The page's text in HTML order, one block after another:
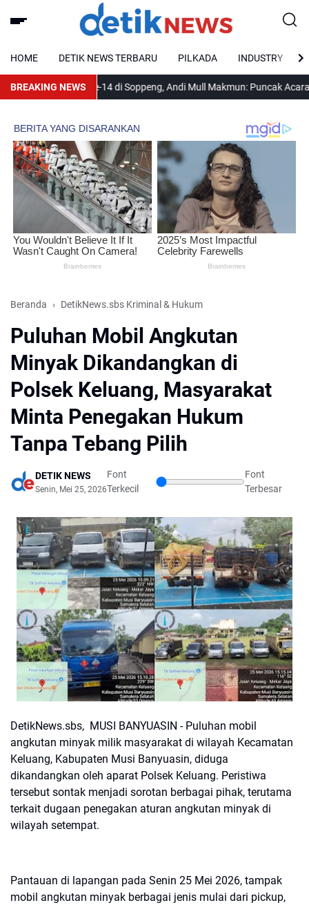
HOME DETIK NEWS TERBARU PILKADA INDUSTRY
BREAKING NEWS
HUT IWO ke-14 di Soppeng, Andi Mull Makmun: Puncak Acara
Beranda DetikNews.sbs Kriminal & Hukum
Puluhan Mobil Angkutan
Minyak Dikandangkan di
Polsek Keluang, Masyarakat
Minta Penegakan Hukum
Tanpa Tebang Pilih
DETIK NEWS
Senin, Mei 25, 2026
Font
Terkecil
Font
Terbesar
DetikNews.sbs, MUSI BANYUASIN - Puluhan mobil
angkutan minyak milik masyarakat di wilayah Kecamatan
Keluang, Kabupaten Musi Banyuasin, diduga
dikandangkan oleh aparat Polsek Keluang. Peristiwa
tersebut sontak menjadi sorotan berbagai pihak, terutama
terkait dugaan penegakan aturan angkutan minyak di
wilayah setempat.
Pantauan di lapangan pada Senin 25 Mei 2026, tampak
mobil angkutan minyak berbagai jenis mulai dari pickup,